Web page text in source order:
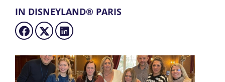
IN DISNEYLAND® PARIS